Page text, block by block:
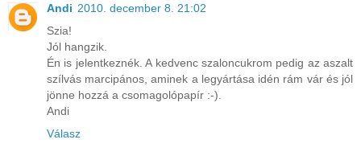
Andi 2010. december 8. 21:02
Szia!
Jól hangzik.
Én is jelentkeznék. A kedvenc szaloncukrom pedig az aszalt
szílvás marcipános, aminek a legyártása idén rám vár és jól
jönne hozzá a csomagolópapír :-).
Andi
Válasz